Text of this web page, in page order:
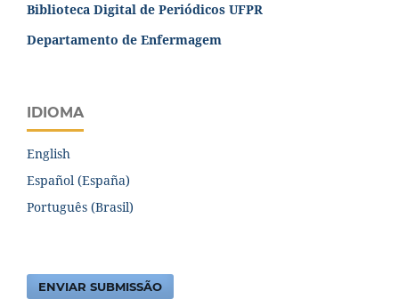
Biblioteca Digital de Periódicos UFPR
Departamento de Enfermagem
IDIOMA
English
Español (España)
Português (Brasil)
ENVIAR SUBMISSÃO